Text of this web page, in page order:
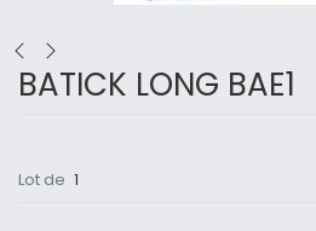
BATICK LONG BAE1
Lot de 1